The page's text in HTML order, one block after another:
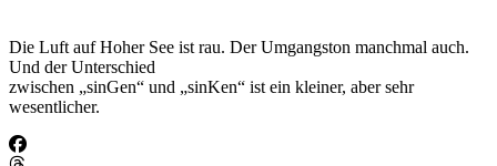
Die Luft auf Hoher See ist rau. Der Umgangston manchmal auch.
Und der Unterschied
zwischen „sinGen“ und „sinKen“ ist ein kleiner, aber sehr
wesentlicher.